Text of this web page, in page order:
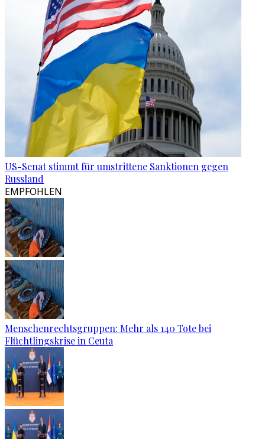
US-Senat stimmt für umstrittene Sanktionen gegen
Russland
EMPFOHLEN
Menschenrechtsgruppen: Mehr als 140 Tote bei
Flüchtlingskrise in Ceuta